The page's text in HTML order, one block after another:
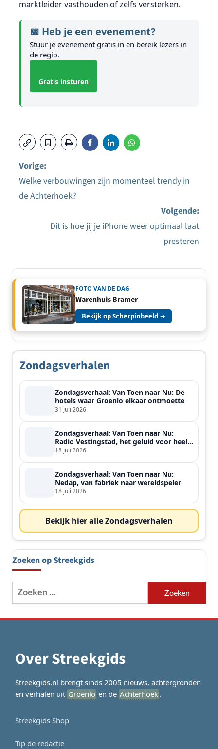
marktleider vasthouden of zelfs versterken.
📅 Heb je een evenement?
Stuur je evenement gratis in en bereik lezers in
de regio.
Gratis insturen
Bericht
Vorige:
Welke verbouwingen zijn momenteel trendy in
de Achterhoek?
Volgende:
Dit is hoe jij je iPhone weer optimaal laat
presteren
FOTO VAN DE DAG
Warenhuis Bramer
Bekijk op Scherpinbeeld →
Zondagsverhalen
Zondagsverhaal: Van Toen naar Nu: De
hotels waar Groenlo elkaar ontmoette
31 juli 2026
Zondagsverhaal: Van Toen naar Nu:
Radio Vestingstad, het geluid voor heel
de streek
18 juli 2026
Zondagsverhaal: Van Toen naar Nu:
Nedap, van fabriek naar wereldspeler
18 juli 2026
Bekijk hier alle Zondagsverhalen
Zoeken op Streekgids
Zoeken
naar:
Over Streekgids
Streekgids.nl brengt sinds 2005 nieuws, achtergronden
en verhalen uit Groenlo en de Achterhoek.
Streekgids Shop
Tip de redactie